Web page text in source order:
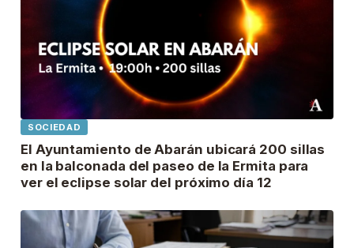
SOCIEDAD
El Ayuntamiento de Abarán ubicará 200 sillas
en la balconada del paseo de la Ermita para
ver el eclipse solar del próximo día 12